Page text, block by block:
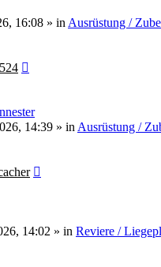
16:08 » in Ausrüstung /
14:39 » in Ausrüstung /
14:02 » in Reviere /